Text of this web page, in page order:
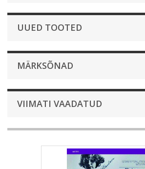
UUED TOOTED
MÄRKSÕNAD
VIIMATI VAADATUD